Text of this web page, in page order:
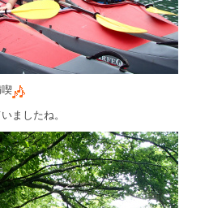
ましたね。